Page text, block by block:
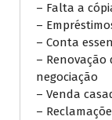
– Falta a
–
– Conta
–
negociação
– Venda
–